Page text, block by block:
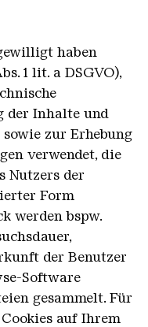
haben
1 lit. a DSGVO),
der Inhalte und
zur Erhebung
verwendet, die
Nutzers der
Form
werden bspw.
der Benutzer
Software
gesammelt. Für
auf Ihrem